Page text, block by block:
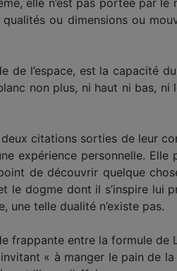
ou dimensions ou
de l’espace, est la capacité
non plus, ni haut ni bas,
citations sorties de leur
expérience personnelle.
de découvrir quelque
le dogme dont il s’inspire lui
une telle dualité n’existe pas.
frappante entre la formule de
« à manger le pain de